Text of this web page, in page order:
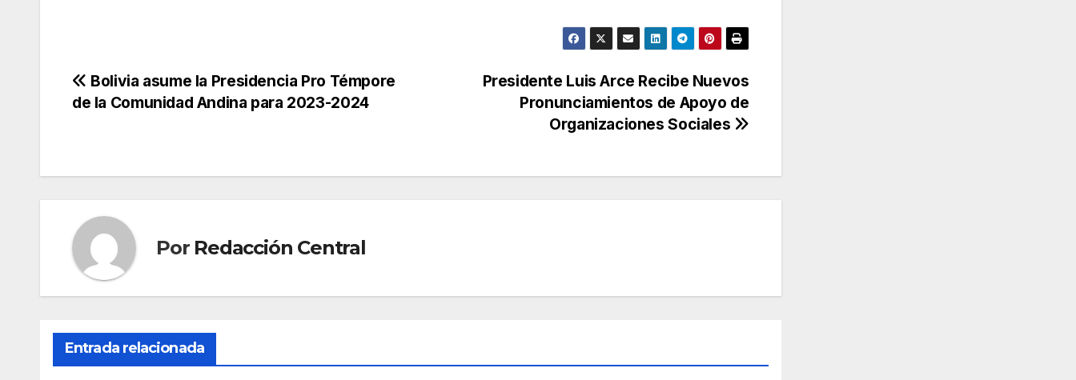
Navegación
Presidente Luis Arce Recibe Nuevos
Pronunciamientos de Apoyo de
Organizaciones Sociales
Bolivia asume la Presidencia Pro Témpore
de la Comunidad Andina para 2023-2024
Por Redacción Central
Entrada relacionada